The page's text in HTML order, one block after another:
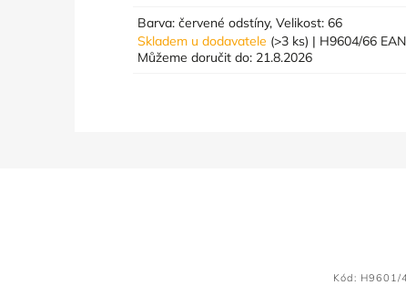
Barva: červené odstíny, Velikost: 66
Skladem u dodavatele (>3 ks) | H9604/66
Můžeme doručit do: 21.8.2026
Kód: H9601/